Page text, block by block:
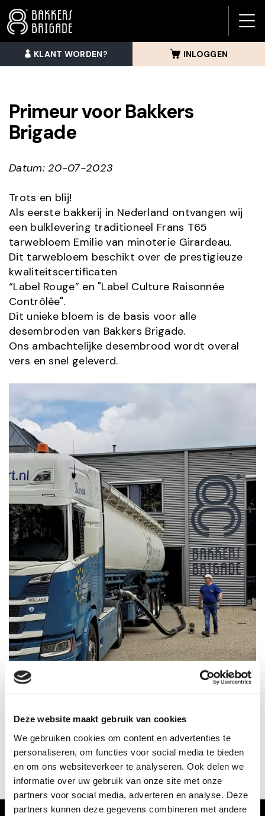
Deze website maakt gebruik van cookies
We gebruiken cookies om content en advertenties te
personaliseren, om functies voor social media te bieden
en om ons websiteverkeer te analyseren. Ook delen we
informatie over uw gebruik van onze site met onze
partners voor social media, adverteren en analyse. Deze
partners kunnen deze gegevens combineren met andere
KLANT WORDEN? INLOGGEN
Primeur voor Bakkers
Brigade
Datum: 20-07-2023
Trots en blij!
Als eerste bakkerij in Nederland ontvangen wij
een bulklevering traditioneel Frans T65
tarwebloem Emilie van minoterie Girardeau.
Dit tarwebloem beschikt over de prestigieuze
kwaliteitscertificaten
“Label Rouge” en "Label Culture Raisonnée
Contrôlée".
Dit unieke bloem is de basis voor alle
desembroden van Bakkers Brigade.
Ons ambachtelijke desembrood wordt overal
vers en snel geleverd.
TERUG